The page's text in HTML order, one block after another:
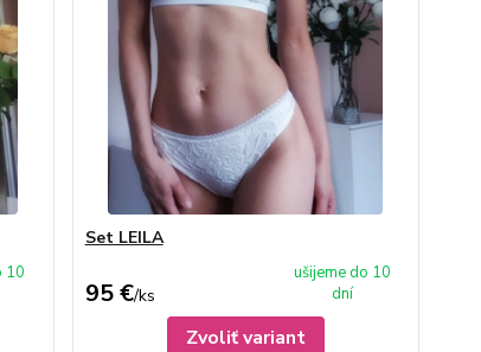
10
Set LEILA
95 €/ks
ušijeme do 10
dní
Zvoliť variant